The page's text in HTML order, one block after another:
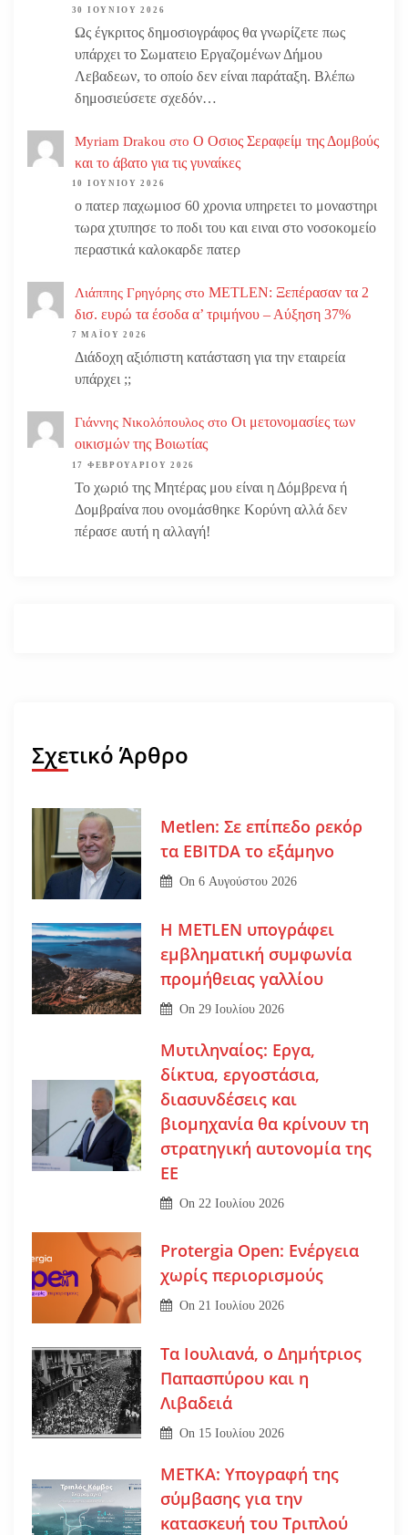
30 ΙΟΥΝΊΟΥ 2026
Ως έγκριτος δημοσιογράφος θα γνωρίζετε πως
υπάρχει το Σωματειο Εργαζομένων Δήμου
Λεβαδεων, το οποίο δεν είναι παράταξη. Βλέπω
δημοσιεύσετε σχεδόν…
Myriam Drakou στο Ο Οσιος Σεραφείμ της Δομβούς
και το άβατο για τις γυναίκες
10 ΙΟΥΝΊΟΥ 2026
ο πατερ παχωμιοσ 60 χρονια υπηρετει το μοναστηρι
τωρα χτυπησε το ποδι του και ειναι στο νοσοκομείο
περαστικά καλοκαρδε πατερ
Λιάππης Γρηγόρης στο METLEN: Ξεπέρασαν τα 2
δισ. ευρώ τα έσοδα α’ τριμήνου – Αύξηση 37%
7 ΜΑΪ́ΟΥ 2026
Διάδοχη αξιόπιστη κατάσταση για την εταιρεία
υπάρχει ;;
Γιάννης Νικολόπουλος στο Οι μετονομασίες των
οικισμών της Βοιωτίας
17 ΦΕΒΡΟΥΑΡΊΟΥ 2026
Το χωριό της Μητέρας μου είναι η Δόμβρενα ή
Δομβραίνα που ονομάσθηκε Κορύνη αλλά δεν
πέρασε αυτή η αλλαγή!
Σχετικό Άρθρο
Metlen: Σε επίπεδο ρεκόρ
τα EBITDA το εξάμηνο
On6 Αυγούστου 2026
Η METLEN υπογράφει
εμβληματική συμφωνία
προμήθειας γαλλίου
On 29 Ιουλίου 2026
Μυτιληναίος: Εργα,
δίκτυα, εργοστάσια,
διασυνδέσεις και
βιομηχανία θα κρίνουν τη
στρατηγική αυτονομία της
ΕΕ
On 22 Ιουλίου 2026
Protergia Open: Ενέργεια
χωρίς περιορισμούς
On21 Ιουλίου 2026
Τα Ιουλιανά, ο Δημήτριος
Παπασπύρου και η
Λιβαδειά
On 15 Ιουλίου 2026
ΜΕΤΚΑ: Υπογραφή της
σύμβασης για την
κατασκευή του Τριπλού